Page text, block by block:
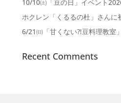
10/10㈯「豆の日」イベント
ホクレン「くるるの杜」さんに
6/21㈰「甘くない⁈豆料理教室
Recent Comments